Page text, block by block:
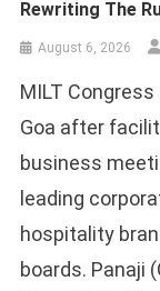
Rewriting The
August 6, 2026
MILT
Goa after
business
leading
hospitality
boards. Panaji